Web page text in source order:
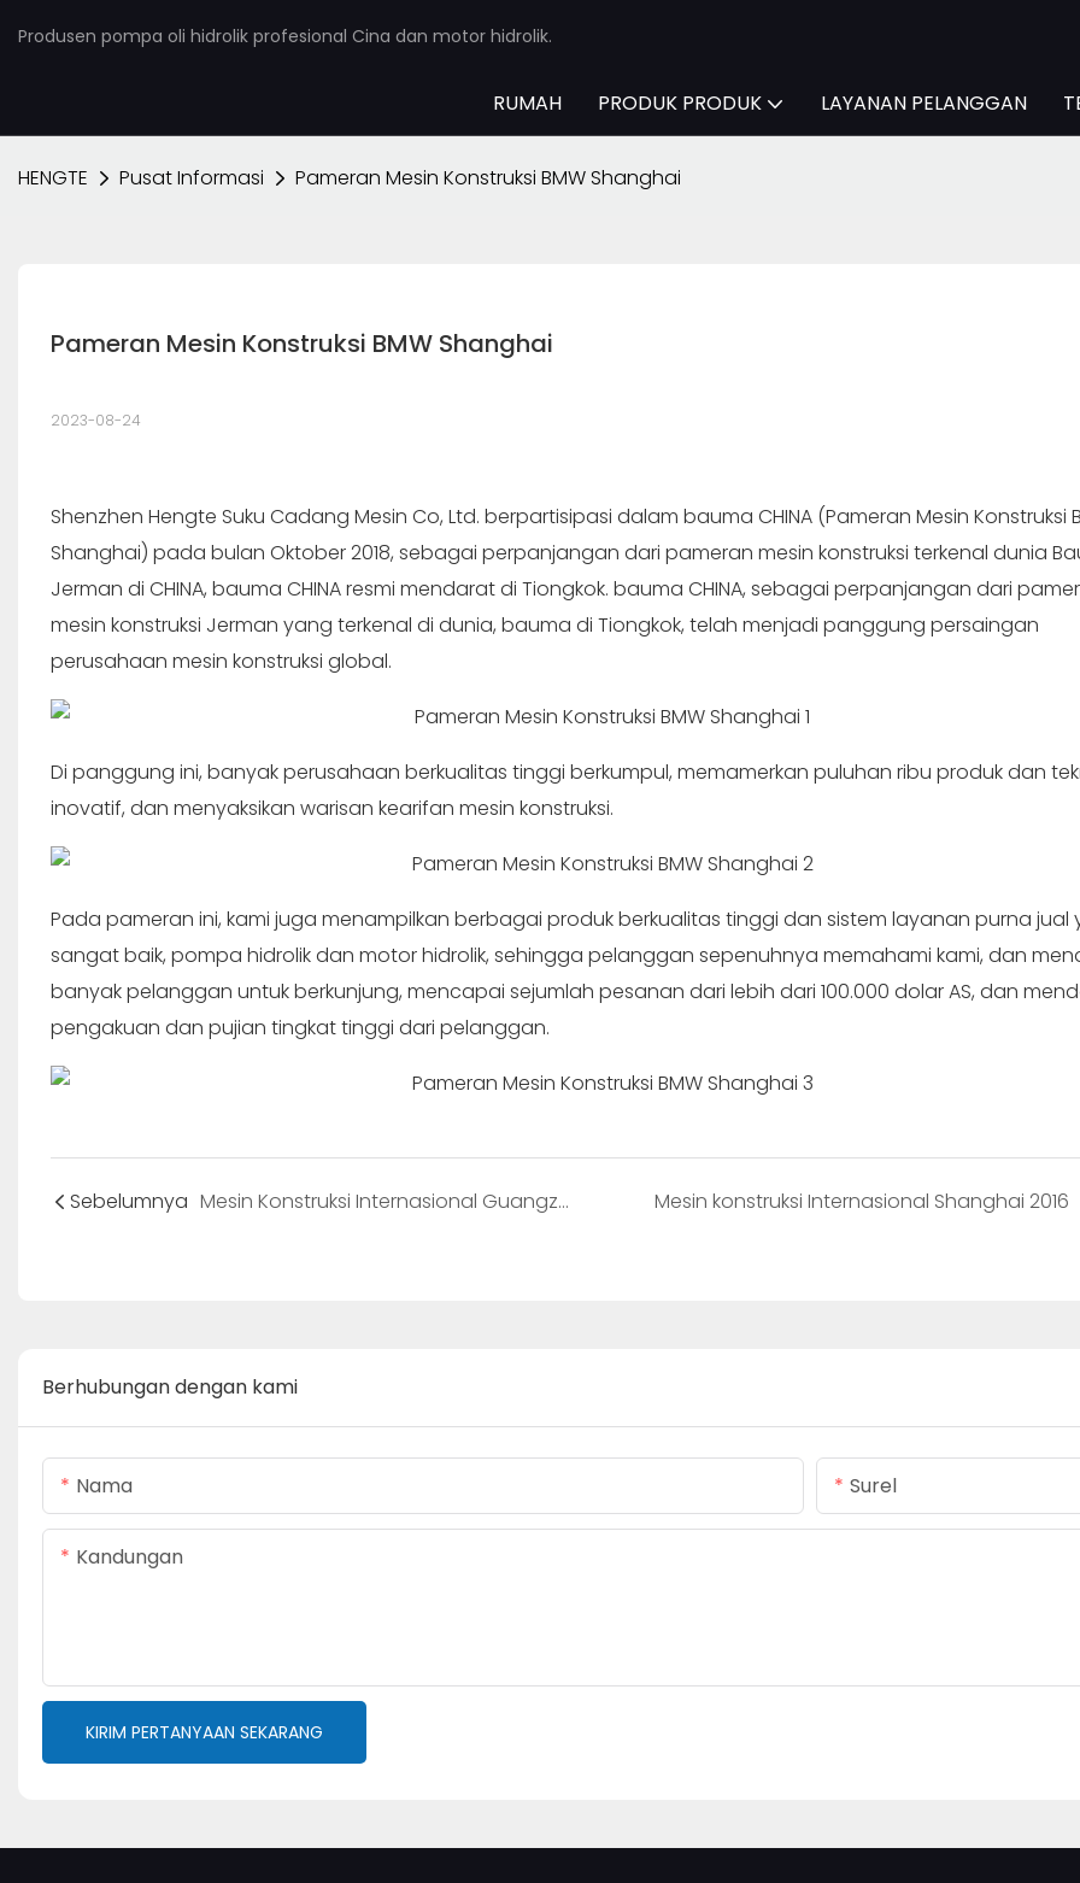
Produsen pompa oli hidrolik profesional Cina dan motor hidrolik.
RUMAH PRODUK PRODUK LAYANAN PELANGGAN
HENGTE Pusat Informasi Pameran Mesin Konstruksi BMW Shanghai
Pameran Mesin Konstruksi BMW Shanghai
2023-08-24
Shenzhen Hengte Suku Cadang Mesin Co, Ltd. berpartisipasi dalam bauma CHINA (Pameran Mesin Konstruksi
Shanghai) pada bulan Oktober 2018, sebagai perpanjangan dari pameran mesin konstruksi terkenal dunia
Jerman di CHINA, bauma CHINA resmi mendarat di Tiongkok. bauma CHINA, sebagai perpanjangan dari
mesin konstruksi Jerman yang terkenal di dunia, bauma di Tiongkok, telah menjadi panggung persaingan
perusahaan mesin konstruksi global.
Di panggung ini, banyak perusahaan berkualitas tinggi berkumpul, memamerkan puluhan ribu produk dan
inovatif, dan menyaksikan warisan kearifan mesin konstruksi.
Pada pameran ini, kami juga menampilkan berbagai produk berkualitas tinggi dan sistem layanan purna jual
sangat baik, pompa hidrolik dan motor hidrolik, sehingga pelanggan sepenuhnya memahami kami, dan
banyak pelanggan untuk berkunjung, mencapai sejumlah pesanan dari lebih dari 100.000 dolar AS, dan
pengakuan dan pujian tingkat tinggi dari pelanggan.
Sebelumnya Mesin Konstruksi Internasional Guangzhou Mesin konstruksi Internasional Shanghai 2016
Berhubungan dengan kami
Nama Surel
Kandungan
KIRIM PERTANYAAN SEKARANG